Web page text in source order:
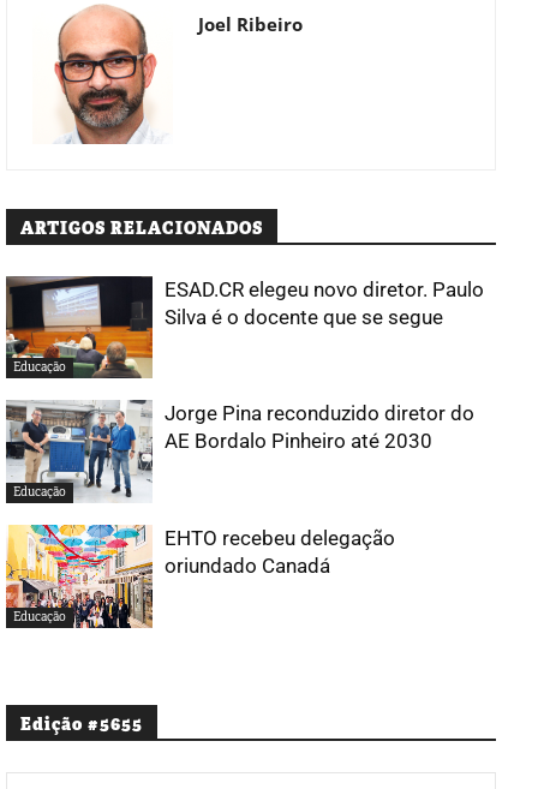
Joel Ribeiro
ARTIGOS RELACIONADOS
Educação
ESAD.CR elegeu novo diretor. Paulo
Silva é o docente que se segue
Educação
Jorge Pina reconduzido diretor do
AE Bordalo Pinheiro até 2030
Educação
EHTO recebeu delegação
oriundado Canadá
Edição #5655